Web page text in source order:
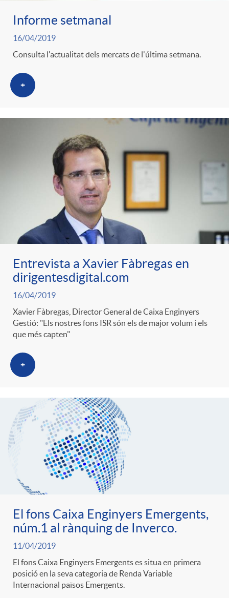
Informe setmanal
16/04/2019
Consulta l'actualitat dels mercats de l'última setmana.
+
Entrevista a Xavier Fàbregas en
dirigentesdigital.com
16/04/2019
Xavier Fàbregas, Director General de Caixa Enginyers
Gestió: "Els nostres fons ISR són els de major volum i els
que més capten"
+
El fons Caixa Enginyers Emergents,
núm.1 al rànquing de Inverco.
11/04/2019
El fons Caixa Enginyers Emergents es situa en primera
posició en la seva categoria de Renda Variable
Internacional països Emergents.